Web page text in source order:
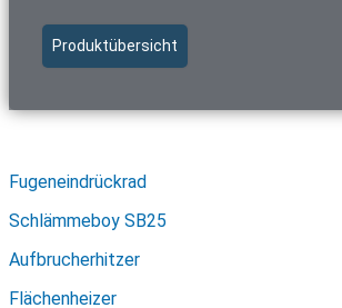
Produktübersicht
Fugeneindrückrad
Schlämmeboy SB25
Aufbrucherhitzer
Flächenheizer